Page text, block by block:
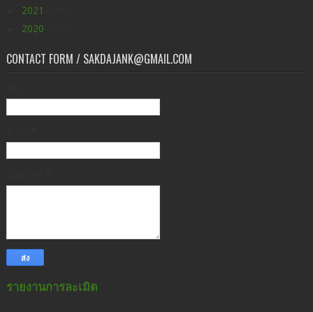
2021
2020
CONTACT FORM / SAKDAJANK@GMAIL.COM
รายงานการละเมิด